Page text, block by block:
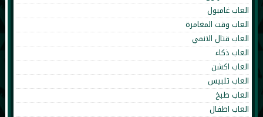
العاب غامبول
العاب وقت المغامرة
العاب قتال الانمي
العاب ذكاء
العاب اكشن
العاب تلبيس
العاب طبخ
العاب اطفال